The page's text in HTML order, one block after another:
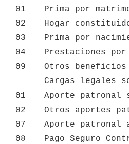
01
Prima por
02
Hogar
03
Prima por
04
Prestaciones
09
Otros
Cargas legales
01
Aporte patronal
02
Otros aportes
07
Aporte patronal a
08
Pago Seguro